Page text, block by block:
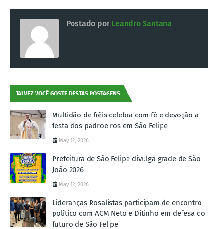
Postado por Leandro Santana
TALVEZ VOCÊ GOSTE DESTAS POSTAGENS
Multidão de fiéis celebra com fé e devoção a
festa dos padroeiros em São Felipe
May 12, 2026
Prefeitura de São Felipe divulga grade de São
João 2026
May 12, 2026
Lideranças Rosalistas participam de encontro
político com ACM Neto e Ditinho em defesa do
futuro de São Felipe